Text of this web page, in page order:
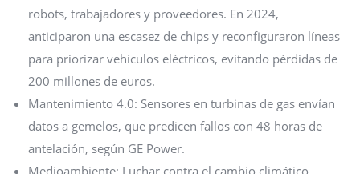
robots, trabajadores y proveedores. En 2024,
anticiparon una escasez de chips y reconfiguraron líneas
para priorizar vehículos eléctricos, evitando pérdidas de
200 millones de euros.
Mantenimiento 4.0: Sensores en turbinas de gas envían
datos a gemelos, que predicen fallos con 48 horas de
antelación, según GE Power.
Medioambiente: Luchar contra el cambio climático